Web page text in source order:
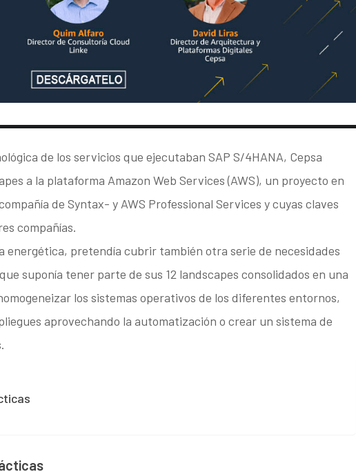
de los servicios que ejecutaban SAP S/4HANA, Cepsa
a la plataforma Amazon Web Services (AWS), un proyecto en
de Syntax- y AWS Professional Services y cuyas claves
compañías.
energética, pretendía cubrir también otra serie de necesidades
suponía tener parte de sus 12 landscapes consolidados en una
los sistemas operativos de los diferentes entornos,
aprovechando la automatización o crear un sistema de
Beneficios